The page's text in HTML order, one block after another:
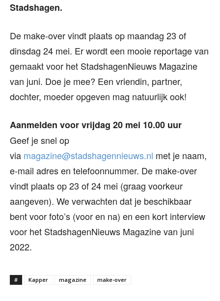
Stadshagen.
De make-over vindt plaats op maandag 23 of
dinsdag 24 mei. Er wordt een mooie reportage van
gemaakt voor het StadshagenNieuws Magazine
van juni. Doe je mee? Een vriendin, partner,
dochter, moeder opgeven mag natuurlijk ook!
Aanmelden voor vrijdag 20 mei 10.00 uur
Geef je snel op
via magazine@stadshagennieuws.nl met je naam,
e-mail adres en telefoonnummer. De make-over
vindt plaats op 23 of 24 mei (graag voorkeur
aangeven). We verwachten dat je beschikbaar
bent voor foto’s (voor en na) en een kort interview
voor het StadshagenNieuws Magazine van juni
2022.
# Kapper magazine make-over